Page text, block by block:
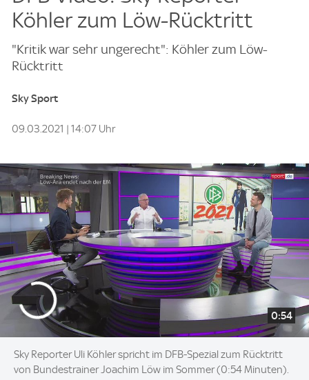
Köhler zum Löw-Rücktritt
"Kritik war sehr ungerecht": Köhler zum Löw-
Rücktritt
Sky Sport
09.03.2021 | 14:07 Uhr
0:54
Sky Reporter Uli Köhler spricht im DFB-Spezial zum Rücktritt
von Bundestrainer Joachim Löw im Sommer (0:54 Minuten).